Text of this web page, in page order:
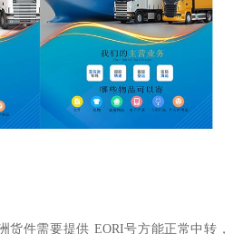
货件需要提供 EORI号方能正常中转，